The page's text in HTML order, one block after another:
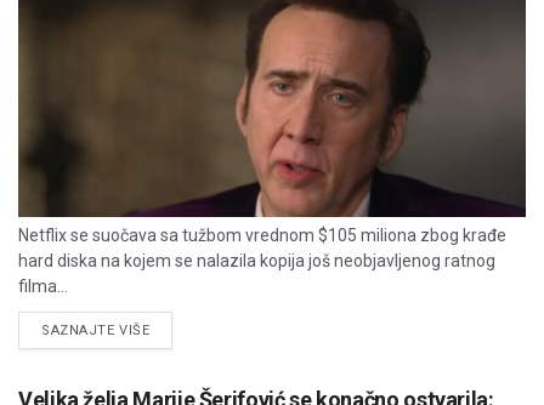
Netflix se suočava sa tužbom vrednom $105 miliona zbog krađe
hard diska na kojem se nalazila kopija još neobjavljenog ratnog
filma...
SAZNAJTE VIŠEDETAILS
Velika želja Marije Šerifović se konačno ostvarila: